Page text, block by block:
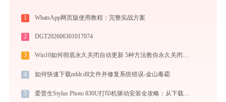
1 WhatsApp网页版使用教程：完整实战方案
2 DGT202606301017074
3 Win10如何彻底永久关闭自动更新 5种方法教你永久关闭win10自动更新
4 如何快速下载ntldr.dll文件并修复系统错误-金山毒霸
5 爱普生Stylus Photo 830U打印机驱动安装全攻略：从下载到安装完全教程